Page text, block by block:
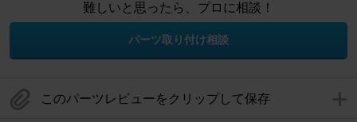
難しいと思ったら、プロに相談！
パーツ取り付け相談
このパーツレビューをクリップして保存